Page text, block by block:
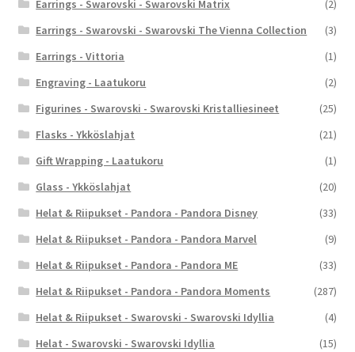
Earrings - Swarovski - Swarovski Matrix
(2)
Earrings - Swarovski - Swarovski The Vienna Collection
(3)
Earrings - Vittoria
(1)
Engraving - Laatukoru
(2)
Figurines - Swarovski - Swarovski Kristalliesineet
(25)
Flasks - Ykköslahjat
(21)
Gift Wrapping - Laatukoru
(1)
Glass - Ykköslahjat
(20)
Helat & Riipukset - Pandora - Pandora Disney
(33)
Helat & Riipukset - Pandora - Pandora Marvel
(9)
Helat & Riipukset - Pandora - Pandora ME
(33)
Helat & Riipukset - Pandora - Pandora Moments
(287)
Helat & Riipukset - Swarovski - Swarovski Idyllia
(4)
Helat - Swarovski - Swarovski Idyllia
(15)